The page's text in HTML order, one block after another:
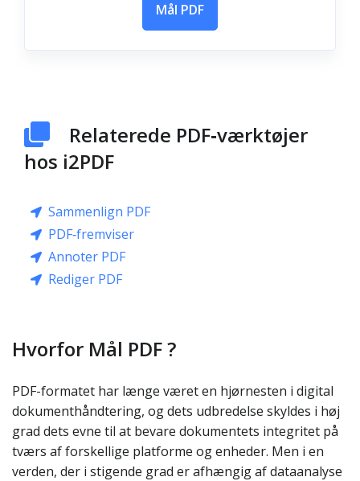
Mål PDF
Relaterede PDF‑værktøjer
hos i2PDF
Sammenlign PDF
PDF‑fremviser
Annoter PDF
Rediger PDF
Hvorfor Mål PDF ?
PDF-formatet har længe været en hjørnesten i digital
dokumenthåndtering, og dets udbredelse skyldes i høj
grad dets evne til at bevare dokumentets integritet på
tværs af forskellige platforme og enheder. Men i en
verden, der i stigende grad er afhængig af dataanalyse